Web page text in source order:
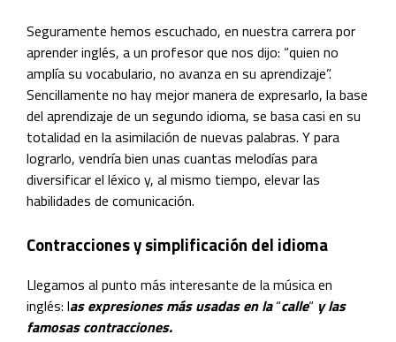
Seguramente hemos escuchado, en nuestra carrera por
aprender inglés, a un profesor que nos dijo: “quien no
amplía su vocabulario, no avanza en su aprendizaje”.
Sencillamente no hay mejor manera de expresarlo, la base
del aprendizaje de un segundo idioma, se basa casi en su
totalidad en la asimilación de nuevas palabras. Y para
lograrlo, vendría bien unas cuantas melodías para
diversificar el léxico y, al mismo tiempo, elevar las
habilidades de comunicación.
Contracciones y simplificación del idioma
Llegamos al punto más interesante de la música en
inglés: las expresiones más usadas en la“calle“ y las
famosas contracciones.